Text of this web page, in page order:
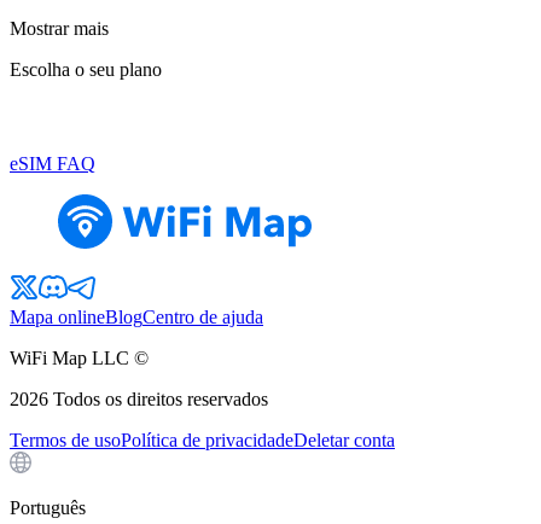
Mostrar mais
Escolha o seu plano
eSIM FAQ
Mapa onlineBlogCentro de ajuda
WiFi Map LLC ©
2026 Todos os direitos reservados
Termos de usoPolítica de privacidadeDeletar conta
Português